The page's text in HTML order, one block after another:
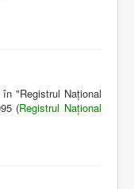
"Registrul Naţional
(Registrul Naţional